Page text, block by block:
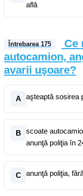
află
Întrebarea 175
Ce
autocamion,
avarii uşoare?
A aşteaptă sosirea
B
scoate
anunţă poliţia în
C anunţă poliţia,